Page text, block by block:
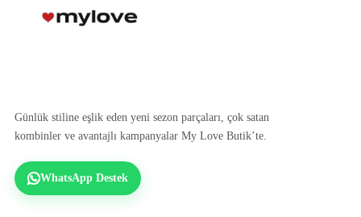
Günlük stiline eşlik eden yeni sezon parçaları, çok satan
kombinler ve avantajlı kampanyalar My Love Butik’te.
WhatsApp Destek